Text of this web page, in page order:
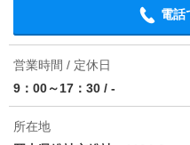
電話
営業時間 / 定休日
9：00～17：30 / -
所在地